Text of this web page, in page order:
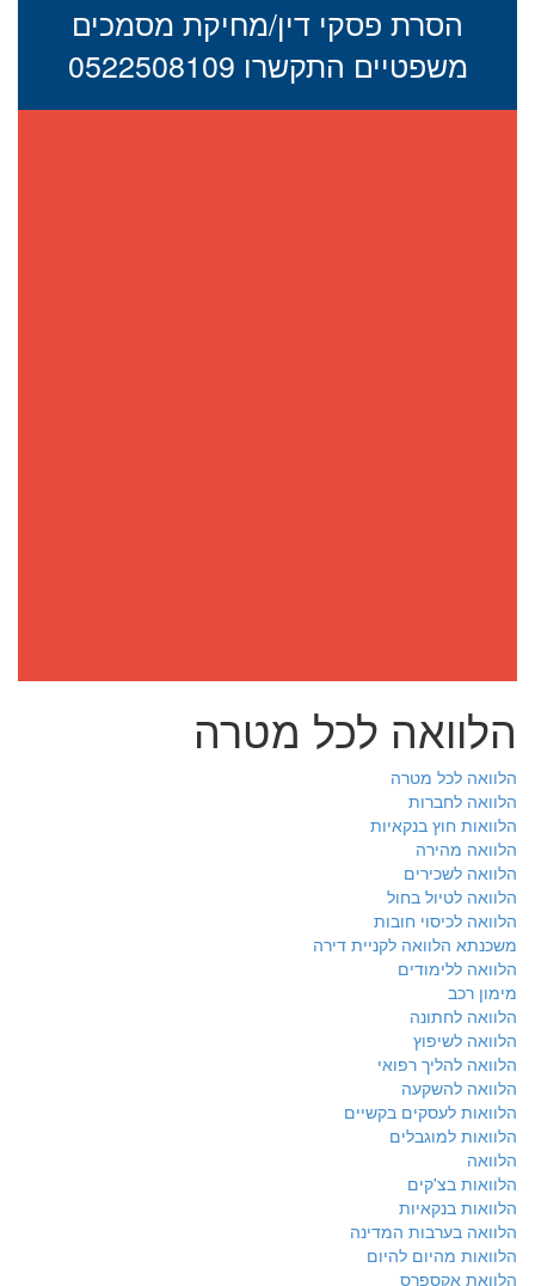
הסרת פסקי דין/מחיקת מסמכים
משפטיים התקשרו 0522508109
הלוואה לכל מטרה
הלוואה לכל מטרה
הלוואה לחברות
הלוואות חוץ בנקאיות
הלוואה מהירה
הלוואה לשכירים
הלוואה לטיול בחול
הלוואה לכיסוי חובות
משכנתא הלוואה לקניית דירה
הלוואה ללימודים
מימון רכב
הלוואה לחתונה
הלוואה לשיפוץ
הלוואה להליך רפואי
הלוואה להשקעה
הלוואות לעסקים בקשיים
הלוואות למוגבלים
הלוואה
הלוואות בצ'קים
הלוואות בנקאיות
הלוואה בערבות המדינה
הלוואות מהיום להיום
הלוואת אקספרס